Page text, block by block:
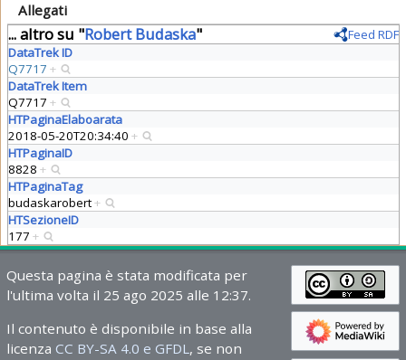
Allegati
... altro su "Robert Budaska"
Feed RDF
DataTrek ID
Q7717 +
DataTrek Item
Q7717 +
HTPaginaElaboarata
2018-05-20T20:34:40 +
HTPaginaID
8828 +
HTPaginaTag
budaskarobert+
HTSezioneID
177 +
Questa pagina è stata modificata per
l'ultima volta il 25 ago 2025 alle 12:37.
Il contenuto è disponibile in base alla
licenza CC BY-SA 4.0 e GFDL , se non